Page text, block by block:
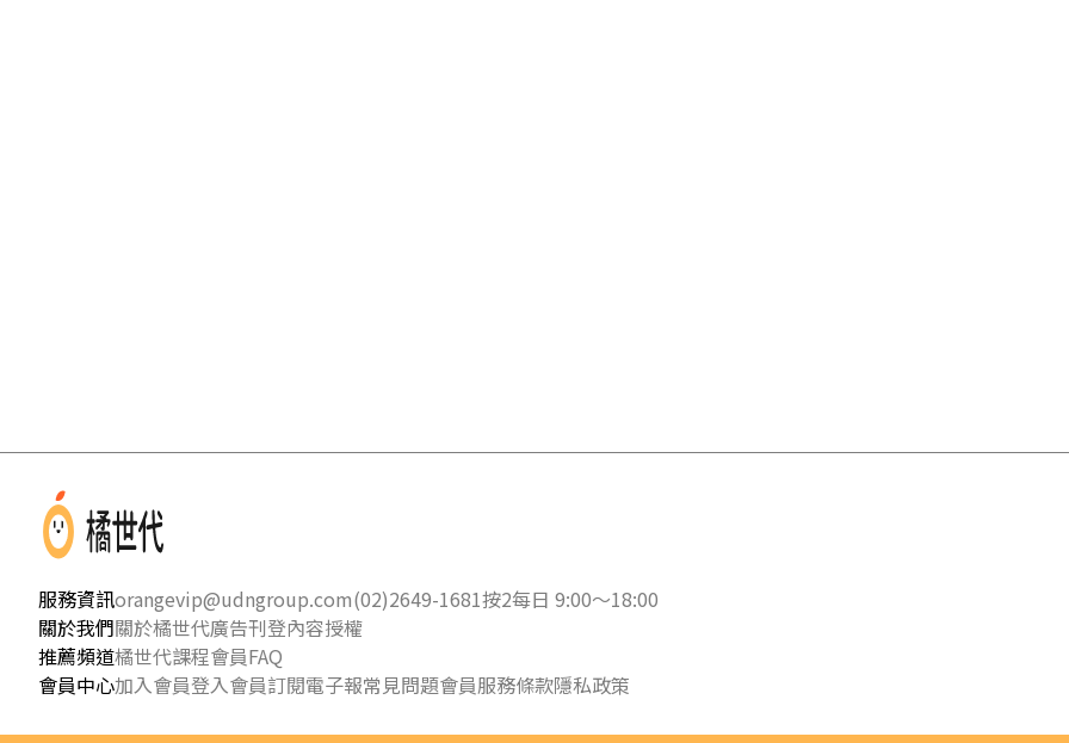
服務資訊orangevip@udngroup.com(02)2649-1681按2每日 9:00～18:00
關於我們關於橘世代廣告刊登內容授權
推薦頻道橘世代課程會員FAQ
會員中心加入會員登入會員訂閱電子報常見問題會員服務條款隱私政策